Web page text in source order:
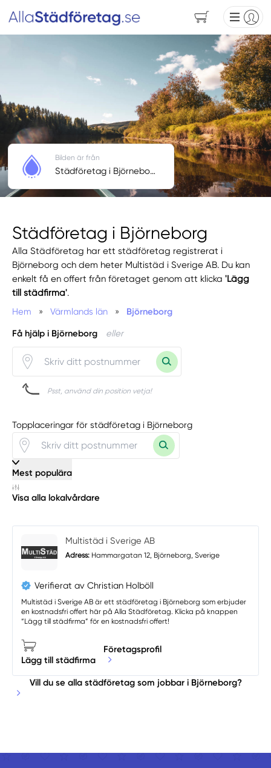
Städföretag i Björneborg
Alla Städföretag har ett städföretag registrerat i
Björneborg och dem heter Multistäd i Sverige AB. Du kan
enkelt få en offert från företaget genom att klicka'Lägg
till städfirma'.
Hem
» Värmlands län » Björneborg
Få hjälp i Björneborg eller
Psst, använd din position vetja!
Bilden är från
Städföretag i Björneborg
Topplaceringar för städföretag i Björneborg
Mest populära
Visa alla lokalvårdare
Multistäd i Sverige AB
Adress: Hammargatan 12, Björneborg, Sverige
Verifierat av Christian Holböll
Multistäd i Sverige AB är ett städföretag i Björneborg som erbjuder
en kostnadsfri offert här på Alla Städföretag. Klicka på knappen
“Lägg till städfirma” för en kostnadsfri offert!
Lägg till städfirma
Företagsprofil
Vill du se alla städföretag som jobbar i Björneborg?